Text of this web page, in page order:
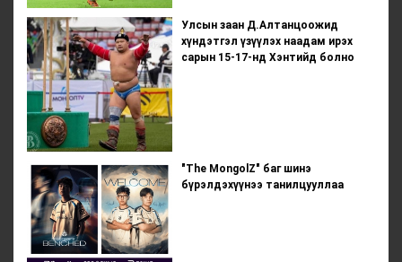
Улсын заан Д.Алтанцоожид
хүндэтгэл үзүүлэх наадам ирэх
сарын 15-17-нд Хэнтийд болно
"The MongolZ" баг шинэ
бүрэлдэхүүнээ танилцууллаа